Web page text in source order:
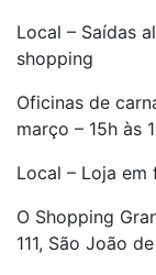
Local – Saídas
shopping
Oficinas de
março – 15h às
Local – Loja em
O Shopping
111, São João